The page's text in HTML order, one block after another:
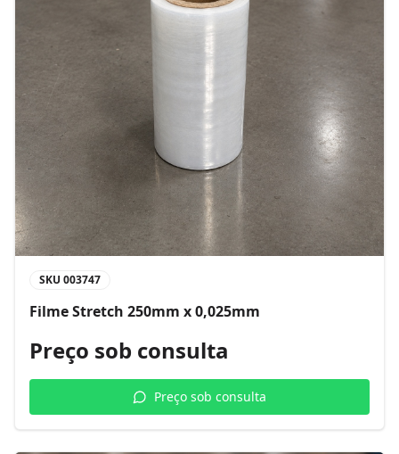
SKU 003747
Filme Stretch 250mm x 0,025mm
Preço sob consulta
Preço sob consulta